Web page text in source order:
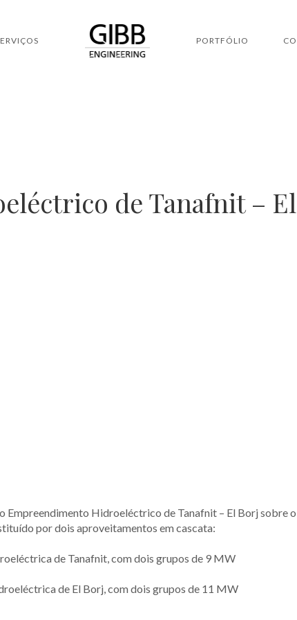
PORTFÓLIO
de Tanafnit –
Empreendimento Hidroeléctrico de Tanafnit – El Borj sobre
por dois aproveitamentos em cascata:
de Tanafnit, com dois grupos de 9 MW
de El Borj, com dois grupos de 11 MW